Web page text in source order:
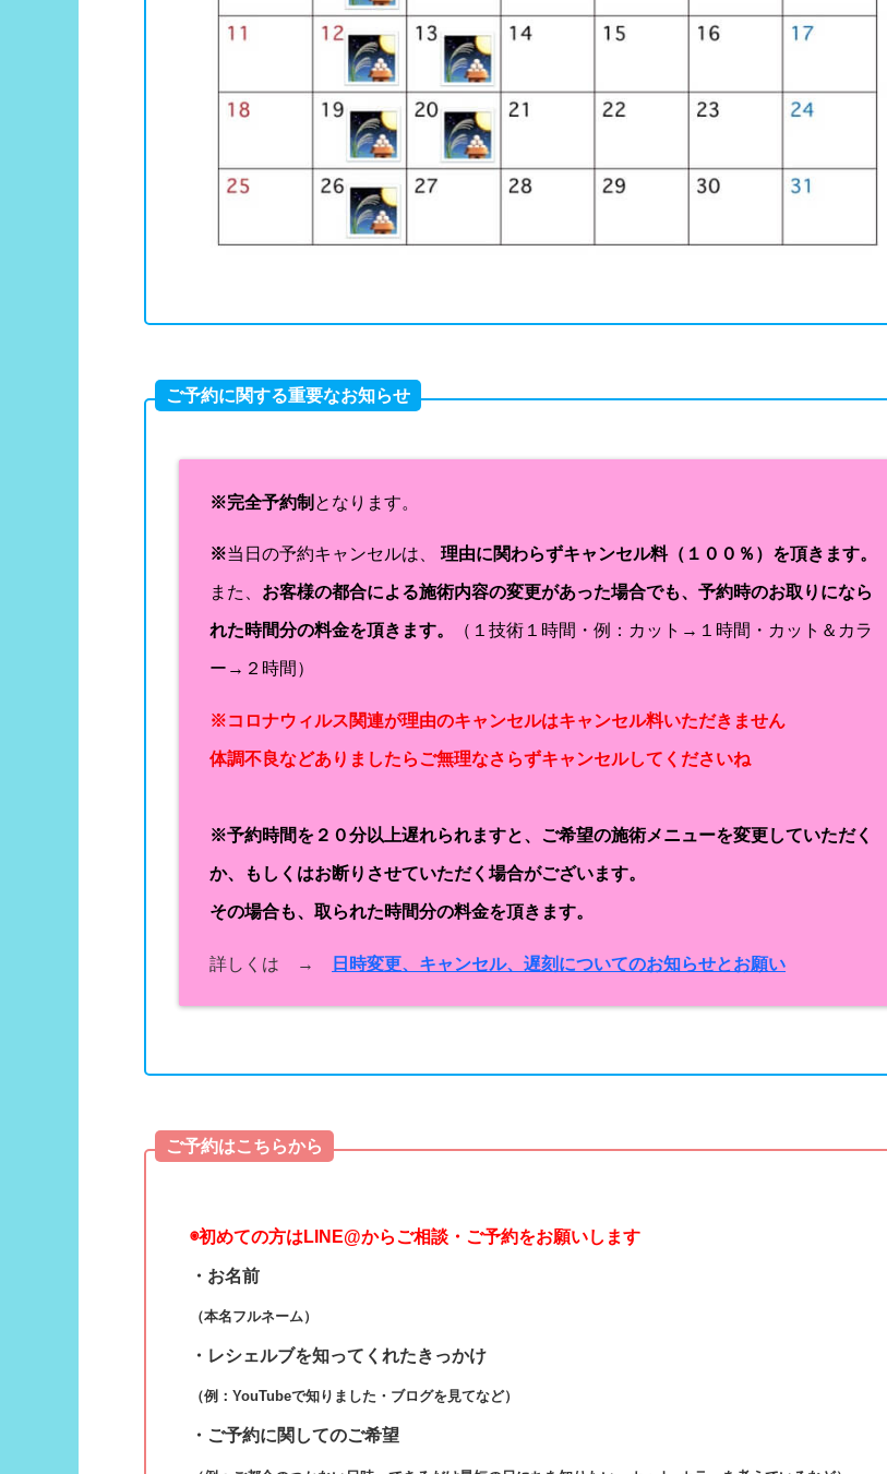
ご予約に関する重要なお知らせ
※完全予約制 となります。
※当日の予約キャンセルは、理由に関わらずキャンセル料（１００％）を頂きます。
また、 お客様の都合による施術内容の変更があった場合でも、予約時のお取りになら
れた時間分の料金を頂きます。 （１技術１時間・例：カット→１時間・カット＆カラ
ー→２時間）
※コロナウィルス関連が理由のキャンセルはキャンセル料いただきません
体調不良などありましたらご無理なさらずキャンセルしてくださいね
※予約時間を２０分以上遅れられますと、ご希望の施術メニューを変更していただく
か、もしくはお断りさせていただく場合がございます。
その場合も、取られた時間分の料金を頂きます。
詳しくは → 日時変更、キャンセル、遅刻についてのお知らせとお願い
ご予約はこちらから
◉初めての方はLINE@からご相談・ご予約をお願いします
・お名前
（本名フルネーム）
・レシェルブを知ってくれたきっかけ
（例：YouTubeで知りました・ブログを見てなど）
・ご予約に関してのご希望